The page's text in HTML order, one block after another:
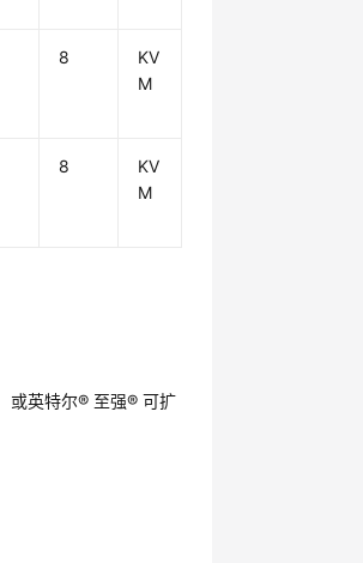
8
KV
M
8
KV
M
或英特尔® 至强® 可扩